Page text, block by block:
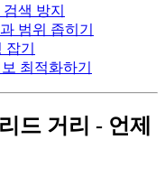
색 방지
범위 좁히기
기
최적화하기
드 거리 - 언제